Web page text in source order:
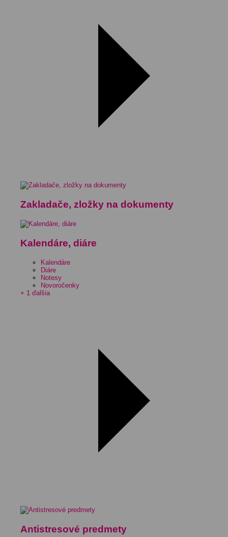
Zakladače, zložky na dokumenty
Kalendáre, diáre
Kalendáre
Diáre
Notesy
Novoročenky
+ 1 ďalšia
Antistresové predmety